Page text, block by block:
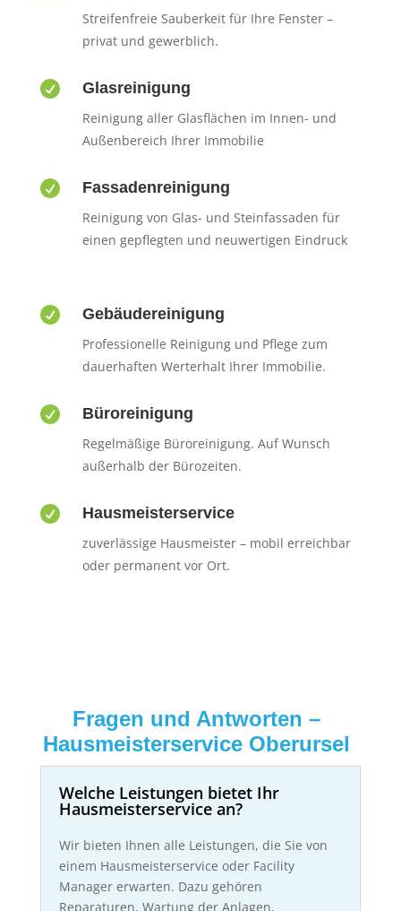
Streifenfreie Sauberkeit für Ihre Fenster –
privat und gewerblich.
 Glasreinigung
Reinigung aller Glasflächen im Innen- und
Außenbereich Ihrer Immobilie
 Fassadenreinigung
Reinigung von Glas- und Steinfassaden für
einen gepflegten und neuwertigen Eindruck
 Gebäudereinigung
Professionelle Reinigung und Pflege zum
dauerhaften Werterhalt Ihrer Immobilie.
 Büroreinigung
Regelmäßige Büroreinigung. Auf Wunsch
außerhalb der Bürozeiten.
 Hausmeisterservice
zuverlässige Hausmeister – mobil erreichbar
oder permanent vor Ort.
Fragen und Antworten –
Hausmeisterservice Oberursel
Welche Leistungen bietet Ihr
Hausmeisterservice an?
Wir bieten Ihnen alle Leistungen, die Sie von
einem Hausmeisterservice oder Facility
Manager erwarten. Dazu gehören
Reparaturen, Wartung der Anlagen,